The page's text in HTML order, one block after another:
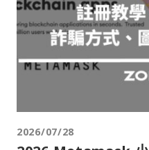
2026/07/28